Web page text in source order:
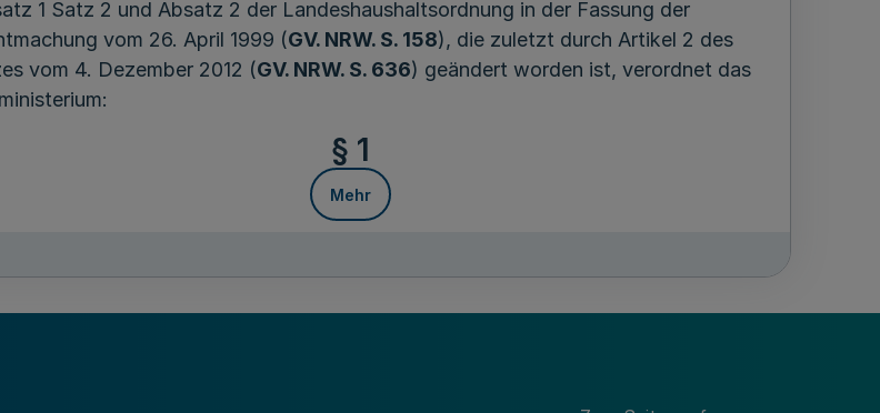
1 Satz 2 und Absatz 2 der Landeshaushaltsordnung in der Fassung der
vom 26. April 1999 (GV. NRW. S. 158), die zuletzt durch Artikel 2 des
vom 4. Dezember 2012 (GV. NRW. S. 636) geändert worden ist, verordnet das
§ 1
Mehr